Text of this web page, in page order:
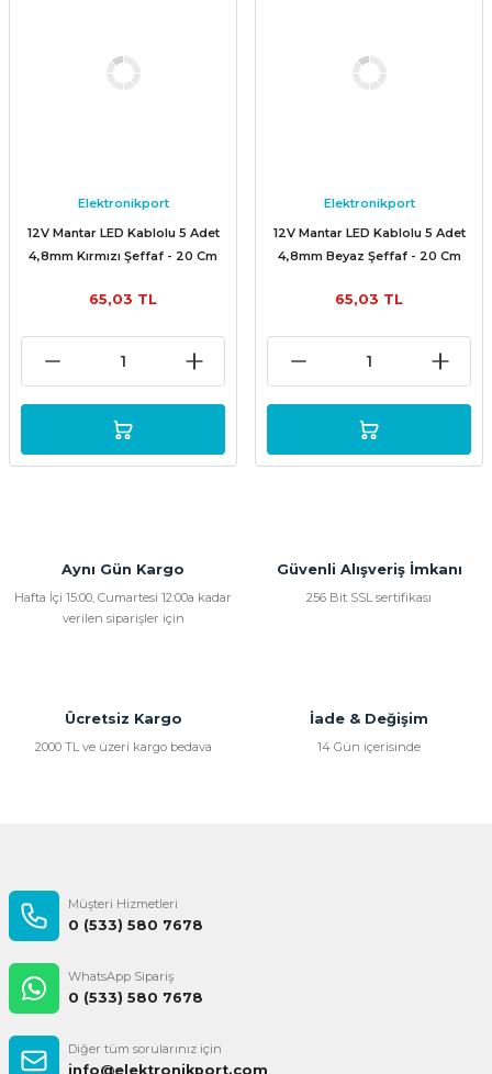
Elektronikport
12V Mantar LED Kablolu 5 Adet
4,8mm Kırmızı Şeffaf - 20 Cm
65,03 TL
Elektronikport
12V Mantar LED Kablolu 5 Adet
4,8mm Beyaz Şeffaf - 20 Cm
65,03 TL
Aynı Gün Kargo
Hafta İçi 15:00, Cumartesi 12:00a kadar
verilen siparişler için
Güvenli Alışveriş İmkanı
256 Bit SSL sertifikası
Ücretsiz Kargo
2000 TL ve üzeri kargo bedava
İade & Değişim
14 Gün içerisinde
Müşteri Hizmetleri
0 (533) 580 7678
WhatsApp Sipariş
0 (533) 580 7678
Diğer tüm sorularınız için
info@elektronikport.com